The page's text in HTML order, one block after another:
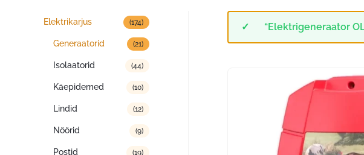
Tootekategooriad
Elektrikarjus (174)
Generaatorid (21)
Isolaatorid (44)
Käepidemed (10)
Lindid (12)
Nöörid (9)
Postid (19)
“Elektrigeneraator